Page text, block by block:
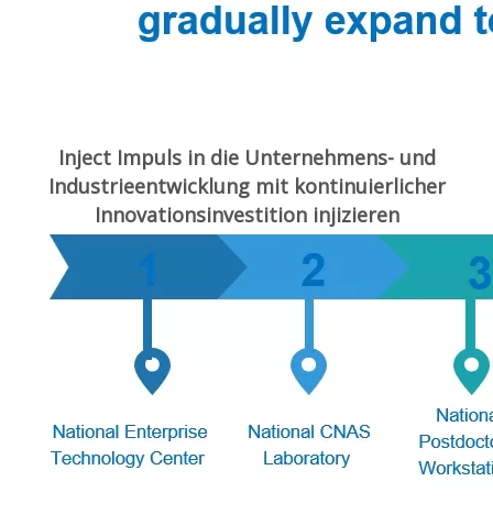
Inject Impuls in die Unternehmens- und
Industrieentwicklung mit kontinuierlicher
Innovationsinvestition injizieren